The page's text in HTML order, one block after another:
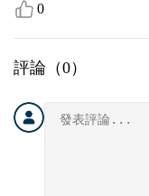
0
評論（0）